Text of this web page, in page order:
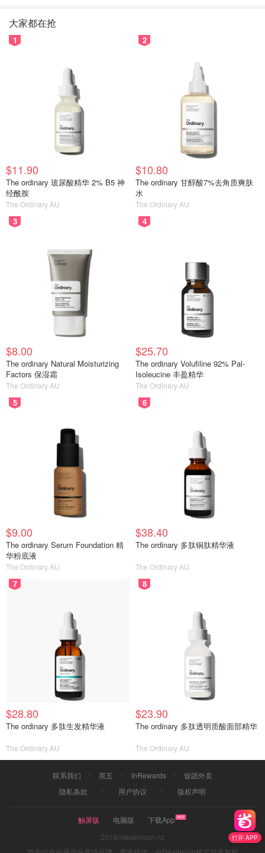
打开 APP
大家都在抢
1
$11.90
The ordinary 玻尿酸精华 2% B5 神
经酰胺
The Ordinary AU
2
$10.80
The ordinary 甘醇酸7%去角质爽肤
水
The Ordinary AU
3
$8.00
The ordinary Natural Moisturizing
Factors 保湿霜
The Ordinary AU
4
$25.70
The ordinary Volufiline 92% Pal-
Isoleucine 丰盈精华
The Ordinary AU
5
$9.00
The ordinary Serum Foundation 精
华粉底液
The Ordinary AU
6
$38.40
The ordinary 多肽铜肽精华液
The Ordinary AU
7
$28.80
The ordinary 多肽生发精华液
The Ordinary AU
8
$23.90
The ordinary 多肽透明质酸面部精华
The Ordinary AU
联系我们 黑五 InRewards
饭团外卖
隐私条款
用户协议 版权声明
触屏版 电脑版
下载App
2019©dealmoon.nz